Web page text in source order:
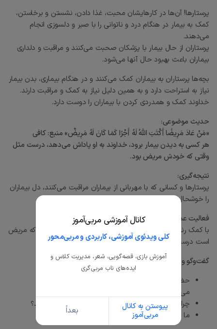
کانال آموزشی مربی‌آموز
کلی ویدئوی آموزشی، کاربردی و مربی‌محور
آموزش بازی، قصه‌گویی، شعر، مدیریت کلاس و
ایده‌های ناب مربی‌گری
پیوستن به کانال
مربی‌آموز بعداً
پرستارها! آن‌ها در کارهایشان محبت، غذا دادن، نشستن و برخاستن،
کمک به بیمار در هنگام درد و ناتوانی را با صبر و دلسوزی انجام
می‌دهند.
پرستاران از حال بیمار با پزشکان صحبت می‌کنند و مراقبت و دلداری
بیماران باعث بهبود حال آنها می‌شود.
بچه‌ها پرستاران به بیماران کمک می‌کنند و در هنگام بیماری، بدن بیمار
نیاز به استراحت دارد و به همین دلیل نیاز به کمک و مراقبت دارند.
خداوند کمک و همدردی کردن با بیماران را دوست دارد.
حدیث موضوعی:
«مَنْ عَادَ مَرِيضًا أَكْتَبَ اللّهُ لَهُ أَجْرًا كَمَا كَانَ لَهُ مَرِيضٌ» منبع: کافی
هر کسی به دیدن بیمار برود، خداوند به او پاداش می‌دهد، درست مثل
وقتی که خودش مریض بود.
نتیجه‌گیری:
پرستارها و کسانی که با مهربانی از بیماران مراقبت می‌کنند، دل بیماران
را خوشحال می‌کنند و خداوند هم آنها را پاداش می‌دهد.
فعالیت عملی پیشنهادی:
با کمک رنگ‌ها و کاغذ، یک کارت تشکر برای پرستاران یا کسی که مریض
است درست کنید و با پیام مهربانانه بدهید.
گفت‌وگو و پرسش‌وپاسخ:
حضرت زینب (س) چگونه از بیماران و کودکان مراقبت
می‌کرد؟
چرا روز تولد حضرت زینب (س) را روز پرستار نامیده‌اند؟
ما چطور می‌توانیم با مهربانی به دیگران کمک کنیم؟